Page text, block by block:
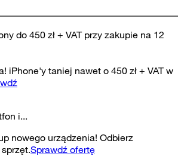
do 450 zł + VAT przy zakupie na 12
iPhone'y taniej nawet o 450 zł + VAT w
i...
nowego urządzenia! Odbierz
Sprawdź ofertę